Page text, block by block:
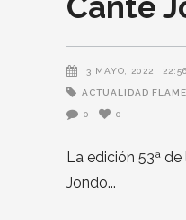
3 MAYO, 2022 22:56
ACTUALIDAD
0 0
La edición 53ª
Jondo